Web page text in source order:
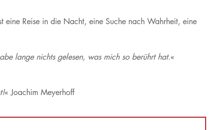
eine Reise in die Nacht, eine Suche nach Wahrheit, eine
lange nichts gelesen, was mich so berührt hat.«
« Joachim Meyerhoff